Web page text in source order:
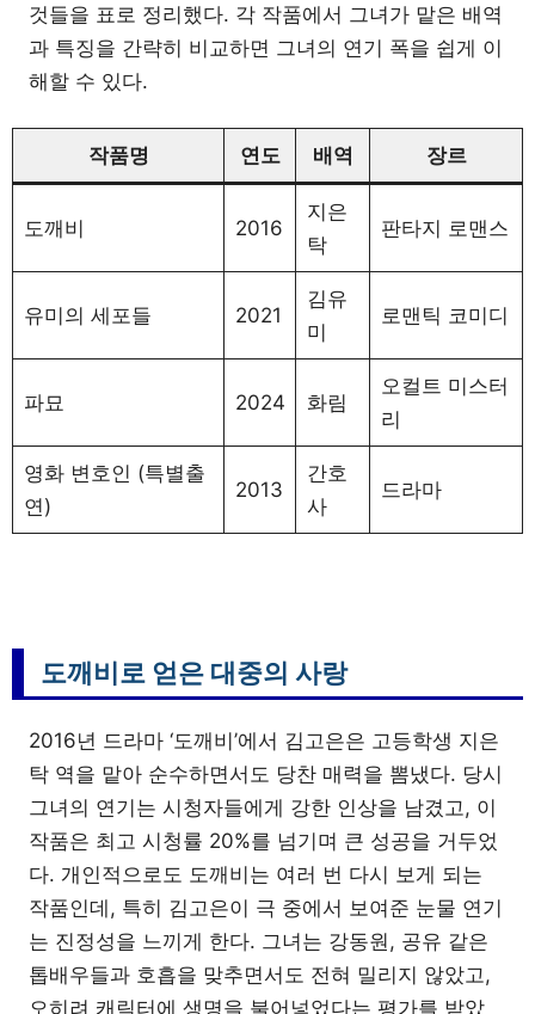
것들을 표로 정리했다. 각 작품에서 그녀가 맡은 배역
과 특징을 간략히 비교하면 그녀의 연기 폭을 쉽게 이
해할 수 있다.
작품명 연도 배역 장르
도깨비 2016
지은
탁
판타지 로맨스
유미의 세포들 2021
김유
미
로맨틱 코미디
파묘 2024 화림
오컬트 미스터
리
영화 변호인 (특별출
연)
2013
간호
사
드라마
도깨비로 얻은 대중의 사랑
2016년 드라마 ‘도깨비’에서 김고은은 고등학생 지은
탁 역을 맡아 순수하면서도 당찬 매력을 뽐냈다. 당시
그녀의 연기는 시청자들에게 강한 인상을 남겼고, 이
작품은 최고 시청률 20%를 넘기며 큰 성공을 거두었
다. 개인적으로도 도깨비는 여러 번 다시 보게 되는
작품인데, 특히 김고은이 극 중에서 보여준 눈물 연기
는 진정성을 느끼게 한다. 그녀는 강동원, 공유 같은
톱배우들과 호흡을 맞추면서도 전혀 밀리지 않았고,
오히려 캐릭터에 생명을 불어넣었다는 평가를 받았